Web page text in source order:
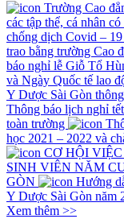
Trường Cao
các tập thể, cá nhân
chống dịch Covid – 19
trao bằng trường Cao
báo nghỉ lễ Giỗ Tổ
và Ngày Quốc tế lao
Y Dược Sài Gòn
Thông báo lịch nghỉ
toàn trường
học 2021 – 2022 và
CƠ HỘI
SINH VIÊN NĂM
GÒN
Hướng
Y Dược Sài Gòn năm
Xem thêm >>